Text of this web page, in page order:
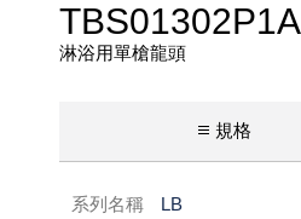
淋浴用單槍龍頭
規格
系列名稱
LB